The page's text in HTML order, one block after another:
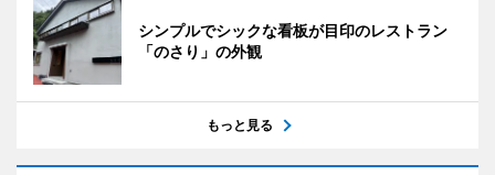
シンプルでシックな看板が目印のレストラン
「のさり」の外観
もっと見る